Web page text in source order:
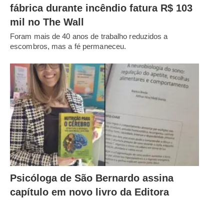
fábrica durante incêndio fatura R$ 103
mil no The Wall
Foram mais de 40 anos de trabalho reduzidos a
escombros, mas a fé permaneceu.
Psicóloga de São Bernardo assina
capítulo em novo livro da Editora